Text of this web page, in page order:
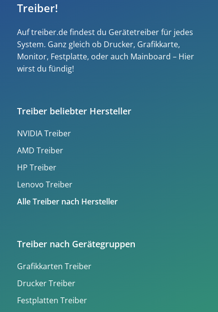
Treiber!
Auf treiber.de findest du Gerätetreiber für jedes
System. Ganz gleich ob Drucker, Grafikkarte,
Monitor, Festplatte, oder auch Mainboard – Hier
wirst du fündig!
Treiber beliebter Hersteller
NVIDIA Treiber
AMD Treiber
HP Treiber
Lenovo Treiber
Alle Treiber nach Hersteller
Treiber nach Gerätegruppen
Grafikkarten Treiber
Drucker Treiber
Festplatten Treiber